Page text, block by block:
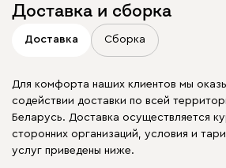
Доставка и сборка
Доставка Сборка
Для комфорта наших клиентов мы
содействии доставки по всей
Беларусь. Доставка осуществляется
сторонних организаций, условия и
услуг приведены ниже.